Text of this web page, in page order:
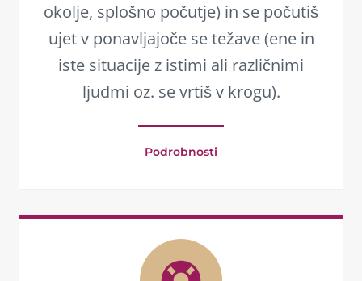
okolje, splošno počutje) in se počutiš
ujet v ponavljajoče se težave (ene in
iste situacije z istimi ali različnimi
ljudmi oz. se vrtiš v krogu).
Podrobnosti